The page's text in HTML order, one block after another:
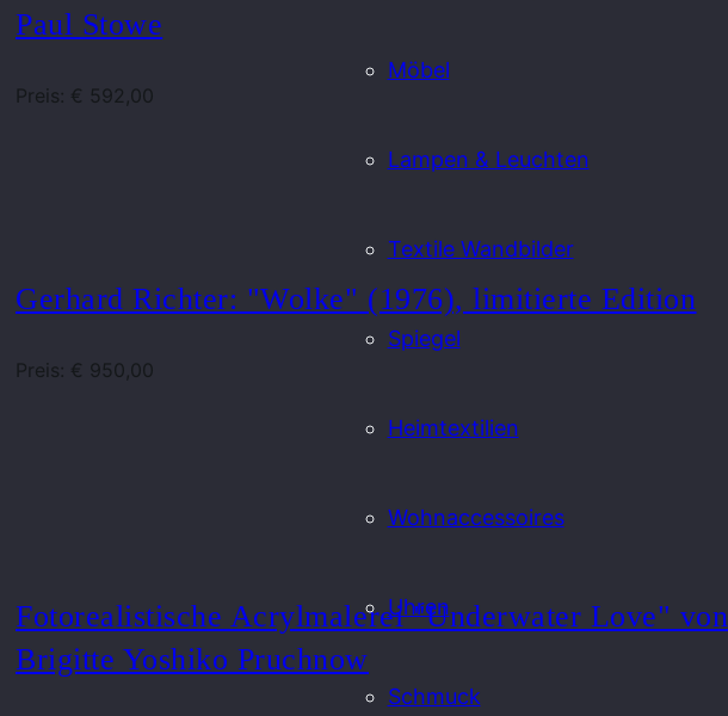
Möbel
Lampen & Leuchten
Textile Wandbilder
Spiegel
Heimtextilien
Wohnaccessoires
Uhren
Schmuck
Paul Stowe
Preis: € 592,00
Gerhard Richter: "Wolke" (1976), limitierte Edition
Preis: € 950,00
Fotorealistische Acrylmalerei "Underwater Love" von
Brigitte Yoshiko Pruchnow